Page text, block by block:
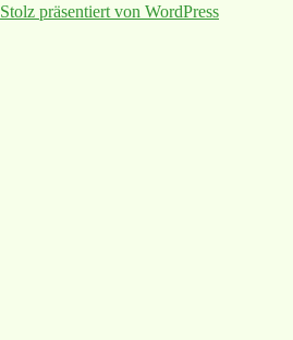
Stolz präsentiert von WordPress